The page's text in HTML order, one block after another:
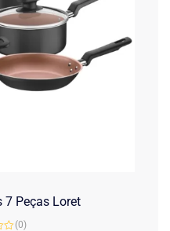
7 Peças Loret
(0)